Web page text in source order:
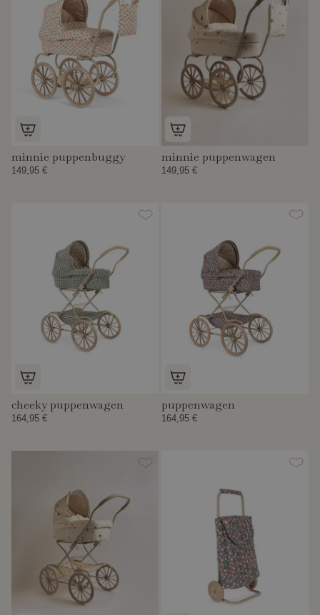
minnie puppenbuggy
149,95 €
minnie puppenwagen
149,95 €
cheeky puppenwagen
164,95 €
puppenwagen
164,95 €